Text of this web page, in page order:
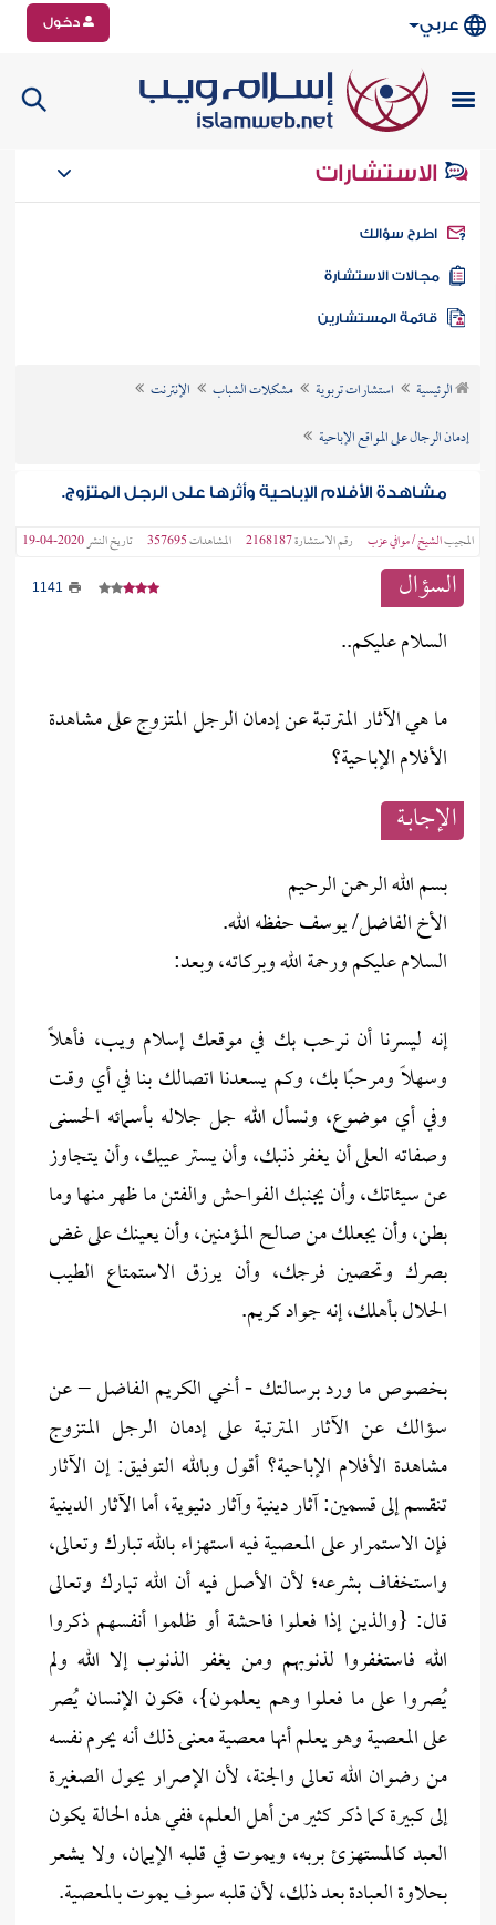
عربي دخول
الاستشارات
سؤالك
الاستشارة
الرئيسية استشارات تربوية مشكلات الشباب
الإنترنت
إدمان الرجال على المواقع الإباحية
مشاهدة الأفلام الإباحية وأثرها على الرجل المتزوج.
المجيبالشيخ / موافي عزب رقم الاستشارة2168187 المشاهدات357695 تاريخ النشر2020-04-19
السؤال 1141
السلام عليكم..
ما هي الآثار المترتبة عن إدمان الرجل المتزوج على مشاهدة
الأفلام الإباحية؟
الإجابــة
بسم الله الرحمن الرحيم
الأخ الفاضل/ يوسف حفظه الله.
السلام عليكم ورحمة الله وبركاته، وبعد:
إنه ليسرنا أن نرحب بك في موقعك إسلام ويب، فأهلاً
وسهلاً ومرحبًا بك، وكم يسعدنا اتصالك بنا في أي وقت
وفي أي موضوع، ونسأل الله جل جلاله بأسمائه الحسنى
وصفاته العلى أن يغفر ذنبك، وأن يستر عيبك، وأن يتجاوز
عن سيئاتك، وأن يجنبك الفواحش والفتن ما ظهر منها وما
بطن، وأن يجعلك من صالح المؤمنين، وأن يعينك على غض
بصرك وتحصين فرجك، وأن يرزق الاستمتاع الطيب
الحلال بأهلك، إنه جواد كريم.
بخصوص ما ورد برسالتك - أخي الكريم الفاضل – عن
سؤالك عن الآثار المترتبة على إدمان الرجل المتزوج
مشاهدة الأفلام الإباحية؟ أقول وبالله التوفيق: إن الآثار
تنقسم إلى قسمين: آثار دينية وآثار دنيوية، أما الآثار الدينية
فإن الاستمرار على المعصية فيه استهزاء بالله تبارك وتعالى،
واستخفاف بشرعه؛ لأن الأصل فيه أن الله تبارك وتعالى
قال: {والذين إذا فعلوا فاحشة أو ظلموا أنفسهم ذكروا
الله فاستغفروا لذنوبهم ومن يغفر الذنوب إلا الله ولم
يُصروا على ما فعلوا وهم يعلمون}، فكون الإنسان يُصر
على المعصية وهو يعلم أنها معصية معنى ذلك أنه يحرم نفسه
من رضوان الله تعالى والجنة، لأن الإصرار يحول الصغيرة
إلى كبيرة كما ذكر كثير من أهل العلم، ففي هذه الحالة يكون
العبد كالمستهزئ بربه، ويموت في قلبه الإيمان، ولا يشعر
بحلاوة العبادة بعد ذلك، لأن قلبه سوف يموت بالمعصية.